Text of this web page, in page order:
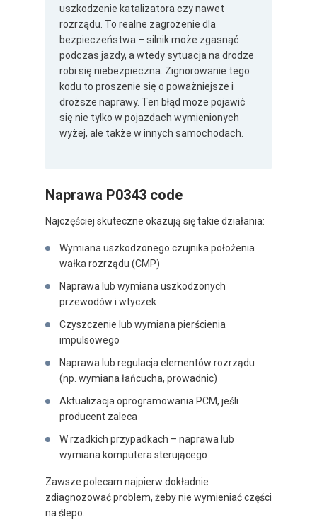
uszkodzenie katalizatora czy nawet
rozrządu. To realne zagrożenie dla
bezpieczeństwa – silnik może zgasnąć
podczas jazdy, a wtedy sytuacja na drodze
robi się niebezpieczna. Zignorowanie tego
kodu to proszenie się o poważniejsze i
droższe naprawy. Ten błąd może pojawić
się nie tylko w pojazdach wymienionych
wyżej, ale także w innych samochodach.
Naprawa P0343 code
Najczęściej skuteczne okazują się takie działania:
Wymiana uszkodzonego czujnika położenia
wałka rozrządu (CMP)
Naprawa lub wymiana uszkodzonych
przewodów i wtyczek
Czyszczenie lub wymiana pierścienia
impulsowego
Naprawa lub regulacja elementów rozrządu
(np. wymiana łańcucha, prowadnic)
Aktualizacja oprogramowania PCM, jeśli
producent zaleca
W rzadkich przypadkach – naprawa lub
wymiana komputera sterującego
Zawsze polecam najpierw dokładnie
zdiagnozować problem, żeby nie wymieniać części
na ślepo.